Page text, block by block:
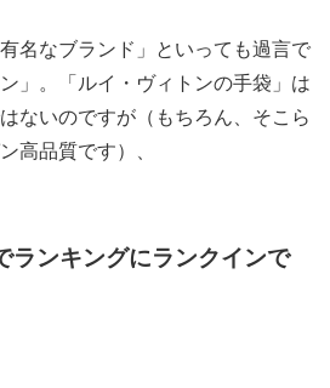
名なブランド」といっても過言で
」。「ルイ・ヴィトンの手袋」は
ないのですが（もちろん、そこら
高品質です）、
ランキングにランクインで